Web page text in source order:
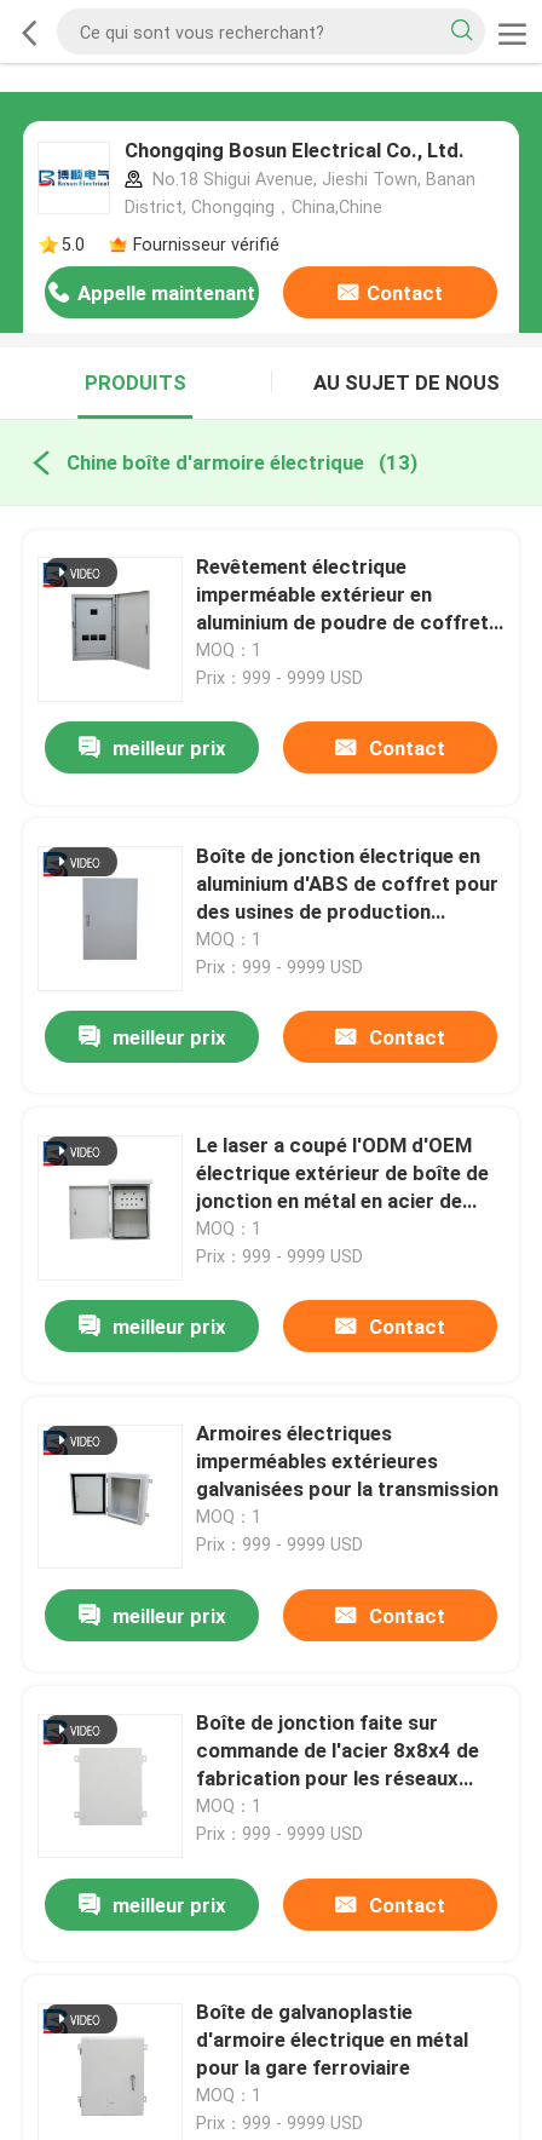
Chongqing Bosun Electrical Co., Ltd.
No.18 Shigui Avenue, Jieshi Town, Banan
District, Chongqing，China,Chine
5.0
Fournisseur vérifié
Appelle maintenant Contact
PRODUITS AU SUJET DE NOUS
Chine boîte d'armoire électrique (13)
Revêtement électrique
imperméable extérieur en
aluminium de poudre de coffret
d'acier inoxydable
MOQ：1
Prix：999 - 9999 USD
meilleur prix Contact
Boîte de jonction électrique en
aluminium d'ABS de coffret pour
des usines de production
d'électricité
MOQ：1
Prix：999 - 9999 USD
meilleur prix Contact
Le laser a coupé l'ODM d'OEM
électrique extérieur de boîte de
jonction en métal en acier de
boîte
MOQ：1
Prix：999 - 9999 USD
meilleur prix Contact
Armoires électriques
imperméables extérieures
galvanisées pour la transmission
MOQ：1
Prix：999 - 9999 USD
meilleur prix Contact
Boîte de jonction faite sur
commande de l'acier 8x8x4 de
fabrication pour les réseaux
électriques
MOQ：1
Prix：999 - 9999 USD
meilleur prix Contact
Boîte de galvanoplastie
d'armoire électrique en métal
pour la gare ferroviaire
MOQ：1
Prix：999 - 9999 USD